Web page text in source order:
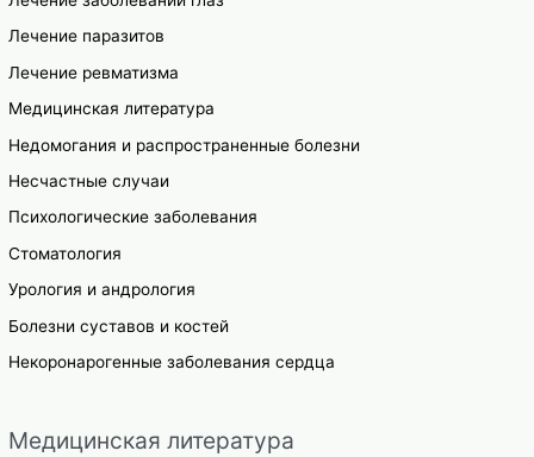
Лечение паразитов
Лечение ревматизма
Медицинская литература
Недомогания и распространенные болезни
Несчастные случаи
Психологические заболевания
Стоматология
Урология и андрология
Болезни суставов и костей
Некоронарогенные заболевания сердца
Медицинская литература